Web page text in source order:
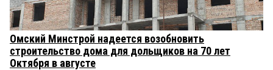
Омский Минстрой надеется возобновить
строительство дома для дольщиков на 70 лет
Октября в августе